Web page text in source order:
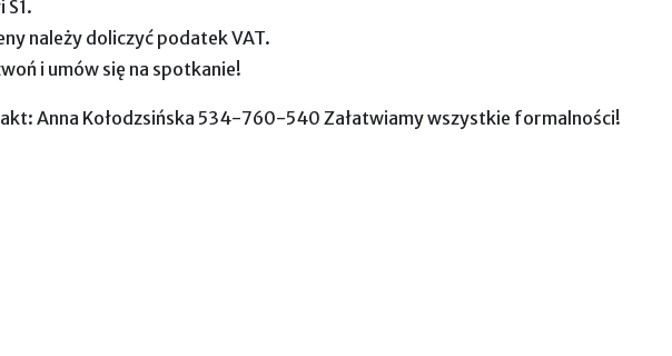
S1.
należy doliczyć podatek VAT.
i umów się na spotkanie!
Anna Kołodzsińska 534-760-540 Załatwiamy wszystkie formalności!